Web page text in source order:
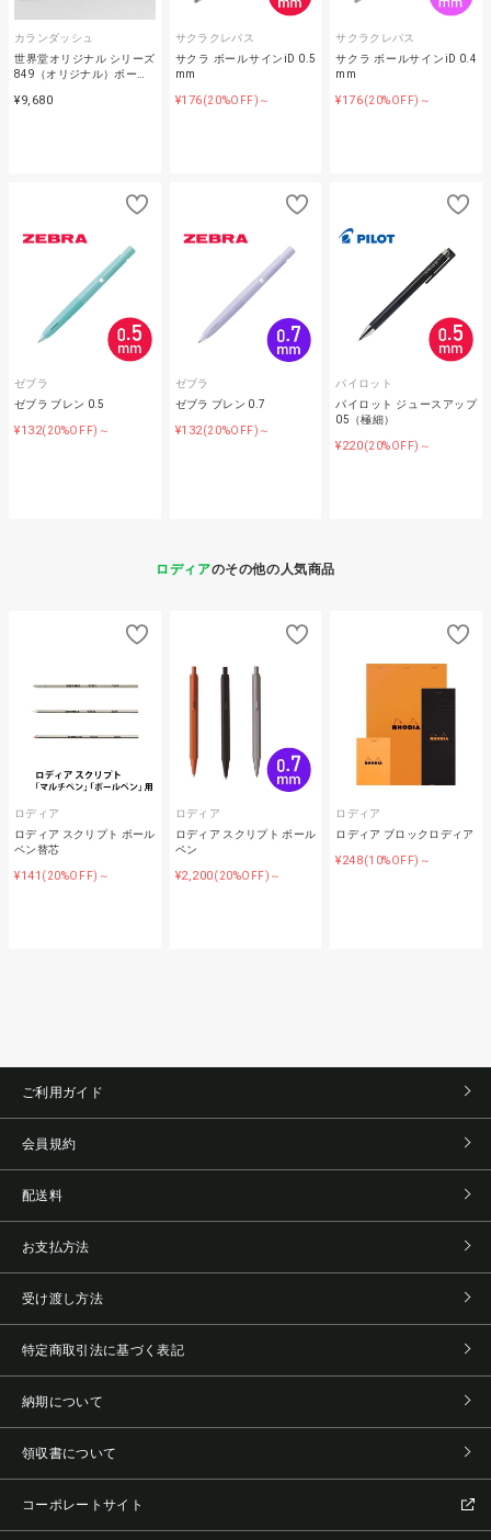
カランダッシュ
世界堂オリジナル シリーズ
849（オリジナル）ボー…
¥9,680
サクラクレパス
サクラ ボールサインiD 0.5
mm
¥176(20%OFF)～
サクラクレパス
サクラ ボールサインiD 0.4
mm
¥176(20%OFF)～
ゼブラ
ゼブラ ブレン 0.5
¥132(20%OFF)～
ゼブラ
ゼブラ ブレン 0.7
¥132(20%OFF)～
パイロット
パイロット ジュースアップ
05（極細）
¥220(20%OFF)～
ロディアのその他の人気商品
ロディア
ロディア スクリプト ボール
ペン替芯
¥141 (20%OFF)～
ロディア
ロディア スクリプト ボール
ペン
¥2,200(20%OFF)～
ロディア
ロディア ブロックロディア
¥248(10%OFF)～
ご利用ガイド
会員規約
配送料
お支払方法
受け渡し方法
特定商取引法に基づく表記
納期について
領収書について
コーポレートサイト